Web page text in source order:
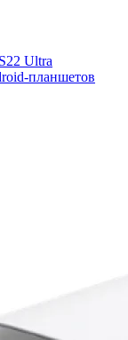
Ultra
планшетов